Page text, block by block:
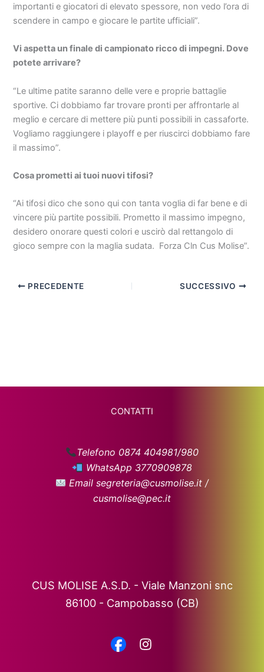
importanti e giocatori di elevato spessore, non vedo l’ora di
scendere in campo e giocare le partite ufficiali”.
Vi aspetta un finale di campionato ricco di impegni. Dove
potete arrivare?
“Le ultime patite saranno delle vere e proprie battaglie
sportive. Ci dobbiamo far trovare pronti per affrontarle al
meglio e cercare di mettere più punti possibili in cassaforte.
Vogliamo raggiungere i playoff e per riuscirci dobbiamo fare
il massimo”.
Cosa prometti ai tuoi nuovi tifosi?
“Ai tifosi dico che sono qui con tanta voglia di far bene e di
vincere più partite possibili. Prometto il massimo impegno,
desidero onorare questi colori e uscirò dal rettangolo di
gioco sempre con la maglia sudata. Forza Cln Cus Molise”.
PRECEDENTE SUCCESSIVO
CONTATTI
Telefono 0874 404981/980
WhatsApp 3770909878
Email segreteria@cusmolise.it /
cusmolise@pec.it
CUS MOLISE A.S.D. - Viale Manzoni snc
86100 - Campobasso (CB)